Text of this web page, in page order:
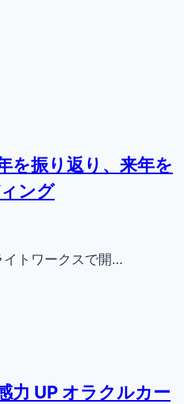
を振り返り、来年を
ング
イトワークスで開…
力 UP オラクルカー